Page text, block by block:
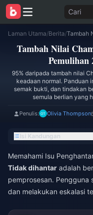
Cari
Laman Utama/Berita/
Tambah Nilai
Pemulihan
95% daripada tambah nilai
keadaan normal. Panduan
semak bukti, dan tindakan
semula berlian yang
Penulis: Olivia Thompson
Isi Kandungan
Memahami Isu
Tidak dihantar adalah
pemprosesan. Pengguna
dan melakukan eskalasi